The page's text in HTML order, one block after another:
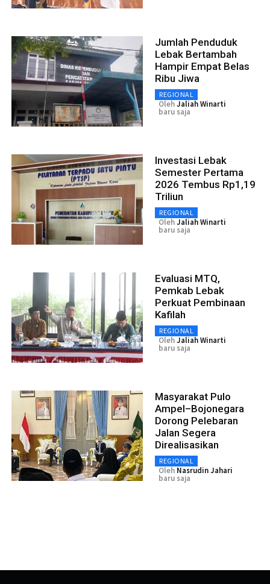
Jumlah Penduduk
Lebak Bertambah
Hampir Empat Belas
Ribu Jiwa
REGIONAL
OlehJaliah Winarti
baru saja
Investasi Lebak
Semester Pertama
2026 Tembus Rp1,19
Triliun
REGIONAL
OlehJaliah Winarti
baru saja
Evaluasi MTQ,
Pemkab Lebak
Perkuat Pembinaan
Kafilah
REGIONAL
OlehJaliah Winarti
baru saja
Masyarakat Pulo
Ampel–Bojonegara
Dorong Pelebaran
Jalan Segera
Direalisasikan
REGIONAL
Oleh Nasrudin Jahari
baru saja